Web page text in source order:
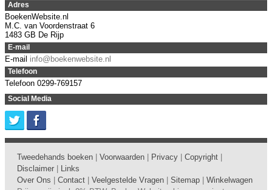
Adres
BoekenWebsite.nl
M.C. van Voordenstraat 6
1483 GB De Rijp
E-mail
E-mail info@boekenwebsite.nl
Telefoon
Telefoon 0299-769157
Social Media
Tweedehands boeken Voorwaarden Privacy Copyright
Disclaimer
Links
Over Ons
Contact Veelgestelde Vragen Sitemap
Winkelwagen